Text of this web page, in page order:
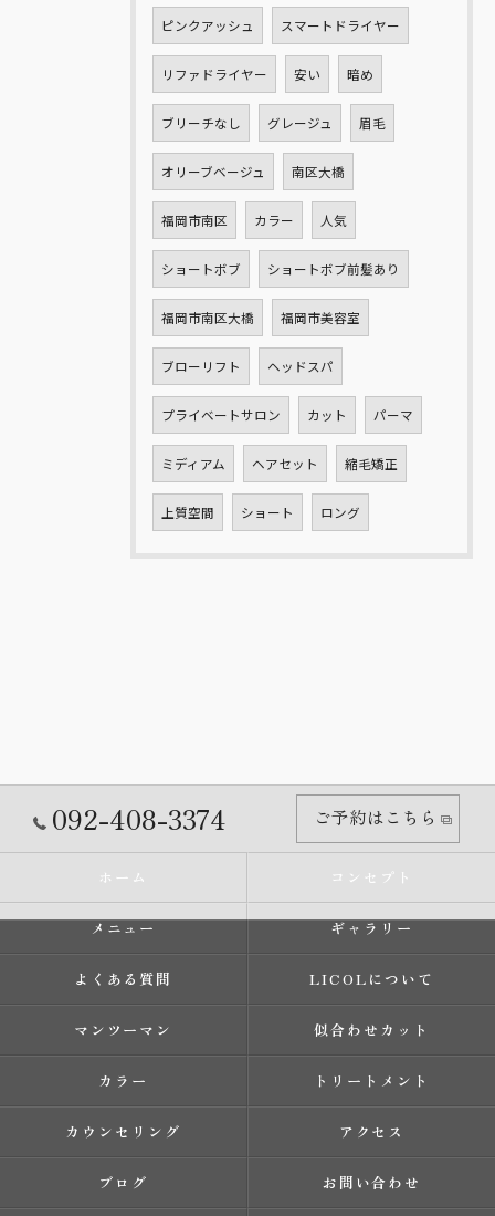
ピンクアッシュ スマートドライヤー
リファドライヤー 安い 暗め
ブリーチなし グレージュ 眉毛
オリーブベージュ 南区大橋
福岡市南区 カラー 人気
ショートボブ ショートボブ前髪あり
福岡市南区大橋 福岡市美容室
ブローリフト ヘッドスパ
プライベートサロン カット パーマ
ミディアム ヘアセット 縮毛矯正
上質空間 ショート ロング
092-408-3374 ご予約はこちら
ホーム コンセプト
メニュー ギャラリー
よくある質問 LICOLについて
マンツーマン 似合わせカット
カラー トリートメント
カウンセリング アクセス
ブログ お問い合わせ